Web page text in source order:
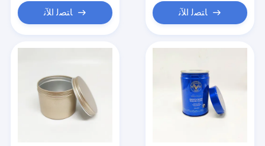
ﺎﺘﺼﻟ ﺍﻶﻧ ﺎﺘﺼﻟ ﺍﻶﻧ